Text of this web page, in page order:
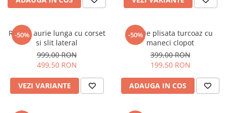
-50%
Rochie aurie lunga cu corset
si slit lateral
999,00 RON
499,50 RON
VEZI VARIANTE
-50%
Rochie plisata turcoaz cu
maneci clopot
399,00 RON
199,50 RON
ADAUGA IN COS